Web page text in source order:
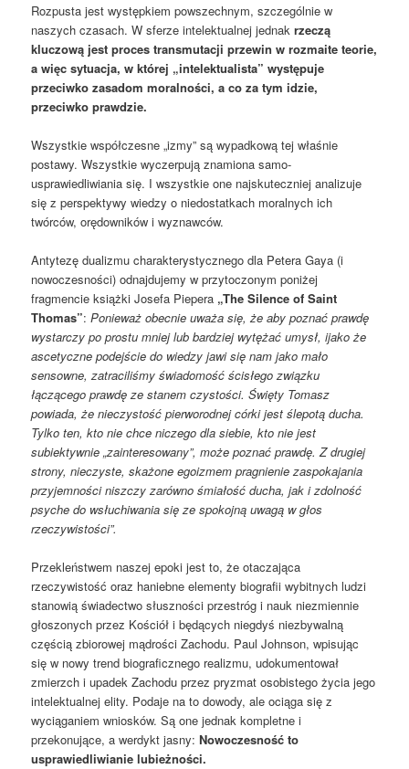
Rozpusta jest występkiem powszechnym, szczególnie w
naszych czasach. W sferze intelektualnej jednakrzeczą
kluczową jest proces transmutacji przewin w rozmaite teorie,
a więc sytuacja, w której „intelektualista” występuje
przeciwko zasadom moralności, a co za tym idzie,
przeciwko prawdzie.
Wszystkie współczesne „izmy” są wypadkową tej właśnie
postawy. Wszystkie wyczerpują znamiona samo-
usprawiedliwiania się. I wszystkie one najskuteczniej analizuje
się z perspektywy wiedzy o niedostatkach moralnych ich
twórców, orędowników i wyznawców.
Antytezę dualizmu charakterystycznego dla Petera Gaya (i
nowoczesności) odnajdujemy w przytoczonym poniżej
fragmencie książki Josefa Piepera „The Silence of Saint
Thomas”:Ponieważ obecnie uważa się, że aby poznać prawdę
wystarczy po prostu mniej lub bardziej wytężać umysł, ijako że
ascetyczne podejście do wiedzy jawi się nam jako mało
sensowne, zatraciliśmy świadomość ścisłego związku
łączącego prawdę ze stanem czystości. Święty Tomasz
powiada, że nieczystość pierworodnej córki jest ślepotą ducha.
Tylko ten, kto nie chce niczego dla siebie, kto nie jest
subiektywnie „zainteresowany”, może poznać prawdę. Z drugiej
strony, nieczyste, skażone egoizmem pragnienie zaspokajania
przyjemności niszczy zarówno śmiałość ducha, jak i zdolność
psyche do wsłuchiwania się ze spokojną uwagą w głos
rzeczywistości”.
Przekleństwem naszej epoki jest to, że otaczająca
rzeczywistość oraz haniebne elementy biografii wybitnych ludzi
stanowią świadectwo słuszności przestróg i nauk niezmiennie
głoszonych przez Kościół i będących niegdyś niezbywalną
częścią zbiorowej mądrości Zachodu. Paul Johnson, wpisując
się w nowy trend biograficznego realizmu, udokumentował
zmierzch i upadek Zachodu przez pryzmat osobistego życia jego
intelektualnej elity. Podaje na to dowody, ale ociąga się z
wyciąganiem wniosków. Są one jednak kompletne i
przekonujące, a werdykt jasny:Nowoczesność to
usprawiedliwianie lubieżności.